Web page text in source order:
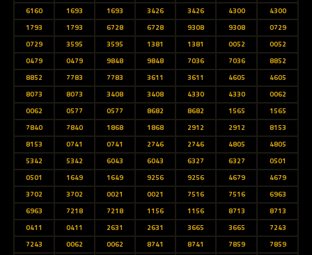
6160
1693 1693 3426 3426 4300
4300
1793
1793 6728 6728 9308 9308
0729
0729
3595 3595 1381 1381 0052
0052
0479
0479 9848 9848 7036 7036
8852
8852
7783 7783 3611 3611 4605
4605
8073
8073 3408 3408 4330 4330
0062
0062
0577 0577 8682 8682 1565
1565
7840
7840 1868 1868 2912 2912
8153
8153
0741 0741 2746 2746 4805
4805
5342
5342 6043 6043 6327 6327
0501
0501
1649 1649 9256 9256 4679
4679
3702
3702 0021 0021 7516 7516
6963
6963
7218 7218 1156 1156 8713
8713
0411
0411 2631 2631 3665 3665
7243
7243
0062 0062 8741 8741 7859
7859